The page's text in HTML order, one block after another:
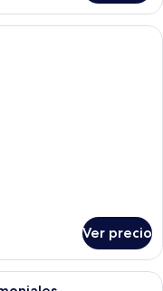
de hotel moderna
Ver precio
cama de alta calidad,